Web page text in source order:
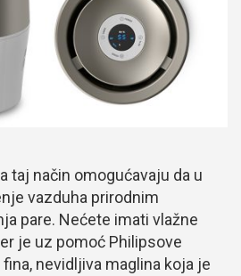
taj način omogućavaju da u
vazduha prirodnim
pare. Nećete imati vlažne
je uz pomoć Philipsove
nevidljiva maglina koja je